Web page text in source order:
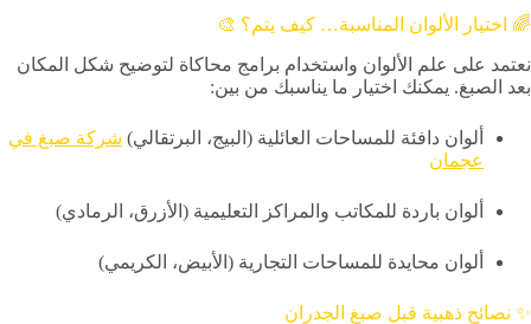
🌈 اختيار الألوان المناسبة… كيف يتم؟ 🎨
نعتمد على علم الألوان واستخدام برامج محاكاة لتوضيح شكل المكان
بعد الصبغ. يمكنك اختيار ما يناسبك من بين:
ألوان دافئة للمساحات العائلية (البيج، البرتقالي) شركة صبغ في
عجمان
ألوان باردة للمكاتب والمراكز التعليمية (الأزرق، الرمادي)
ألوان محايدة للمساحات التجارية (الأبيض، الكريمي)
✨ نصائح ذهبية قبل صبغ الجدران